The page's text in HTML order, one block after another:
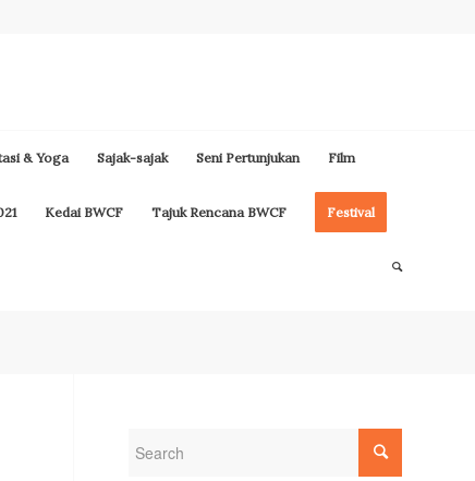
& Yoga Sajak-sajak Seni Pertunjukan Film
Kedai BWCF Tajuk Rencana BWCF Festival